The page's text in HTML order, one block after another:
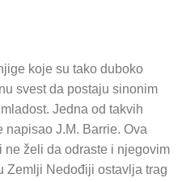
koje su tako duboko
svest da postaju sinonim
Jedna od takvih
napisao J.M. Barrie. Ova
želi da odraste i njegovim
Zemlji Nedođiji ostavlja trag